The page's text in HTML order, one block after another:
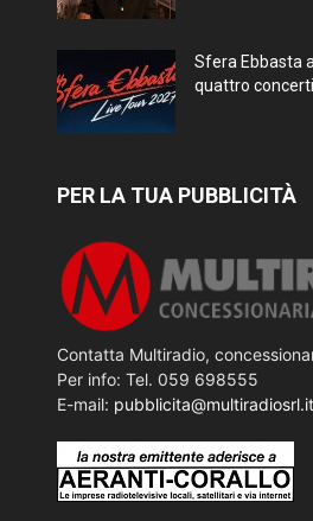
Sfera Ebbasta
quattro
PER LA TUA PUBBLICITÀ
Contatta Multiradio,
Per info: Tel. 059 698555
E-mail: pubblicita@multiradiosrl.it